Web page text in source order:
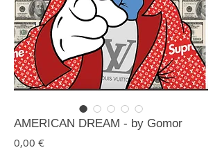
AMERICAN DREAM - by Gomor
0,00 €Prix